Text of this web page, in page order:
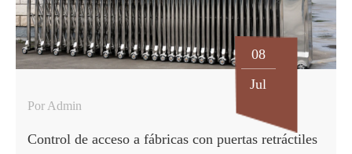
08
Jul
Por Admin
Control de acceso a fábricas con puertas retráctiles